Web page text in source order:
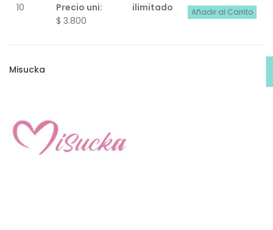
10
Precio uni:
$ 3.800
ilimitado Añadir al Carrito
Misucka